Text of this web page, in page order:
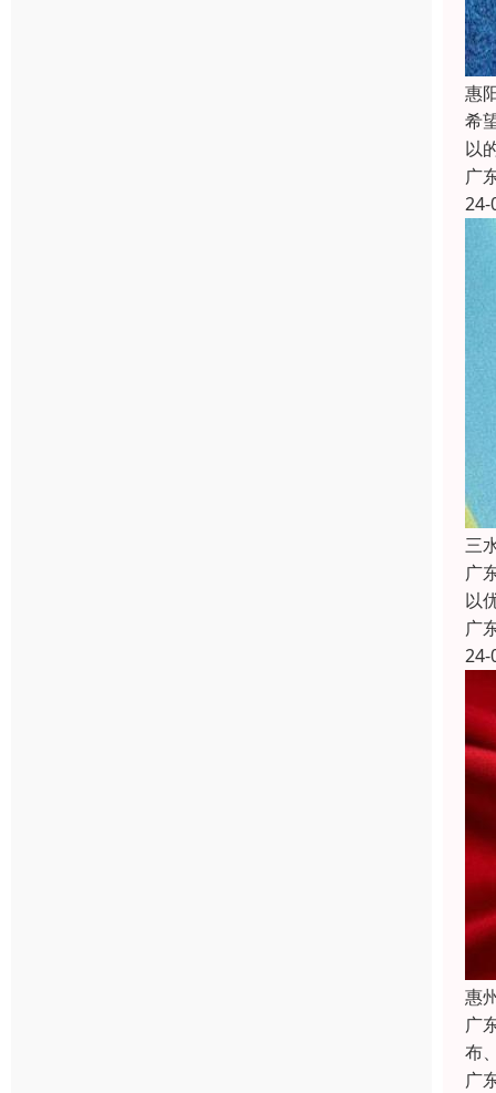
惠
希
以
广
24-
三
广
以
广
24-
惠
广
布
广